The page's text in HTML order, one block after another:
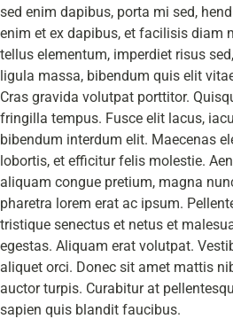
sed enim dapibus, porta mi sed,
enim et ex dapibus, et facilisis diam
tellus elementum, imperdiet risus
ligula massa, bibendum quis elit
Cras gravida volutpat porttitor.
fringilla tempus. Fusce elit lacus,
bibendum interdum elit. Maecenas
lobortis, et efficitur felis molestie.
aliquam congue pretium, magna
pharetra lorem erat ac ipsum.
tristique senectus et netus et
egestas. Aliquam erat volutpat.
aliquet orci. Donec sit amet mattis
auctor turpis. Curabitur at
sapien quis blandit faucibus.